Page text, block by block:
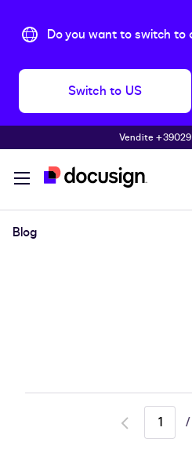
Do you want to switch to
Switch to US
Skip to main contentVendite
Blog
Go
/